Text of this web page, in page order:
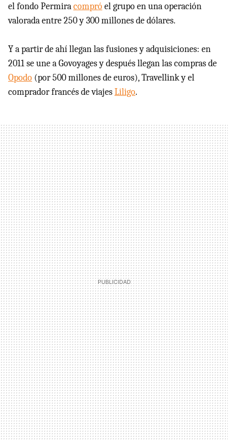
el fondo Permiracompróel grupo en una operación
valorada entre 250 y 300 millones de dólares.
Y a partir de ahí llegan las fusiones y adquisiciones: en
2011 se une a Govoyages y después llegan las compras de
Opodo (por 500 millones de euros), Travellink y el
comprador francés de viajesLiligo.